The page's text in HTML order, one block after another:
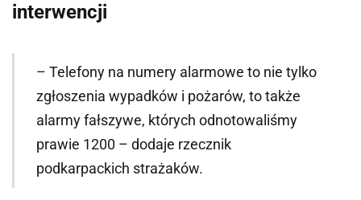
interwencji
– Telefony na numery alarmowe to nie tylko
zgłoszenia wypadków i pożarów, to także
alarmy fałszywe, których odnotowaliśmy
prawie 1200 – dodaje rzecznik
podkarpackich strażaków.